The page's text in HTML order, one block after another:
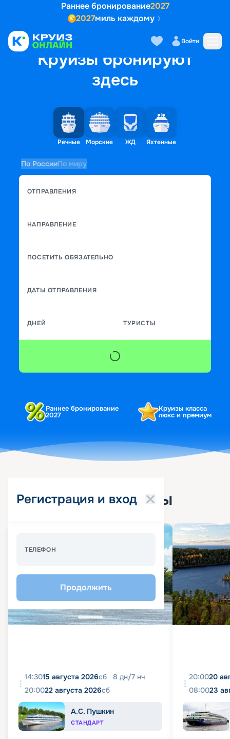
Раннее бронирование2027
2027миль каждому
Войти
Круизы бронируют
здесь
Речные Морские ЖД Яхтенные
По РоссииПо миру
ОТПРАВЛЕНИЯ
НАПРАВЛЕНИЕ
ПОСЕТИТЬ ОБЯЗАТЕЛЬНО
ДАТЫ ОТПРАВЛЕНИЯ
ДНЕЙ ТУРИСТЫ
Раннее бронирование
2027
Круизы класса
люкс и премиум
Регистрация и вход
ТЕЛЕФОН
Продолжить
Популярные круизы
14:3015 августа 2026сб 8 дн/7 нч
20:0022 августа 2026сб
А.С. Пушкин
СТАНДАРТ
20:0020
08:0023